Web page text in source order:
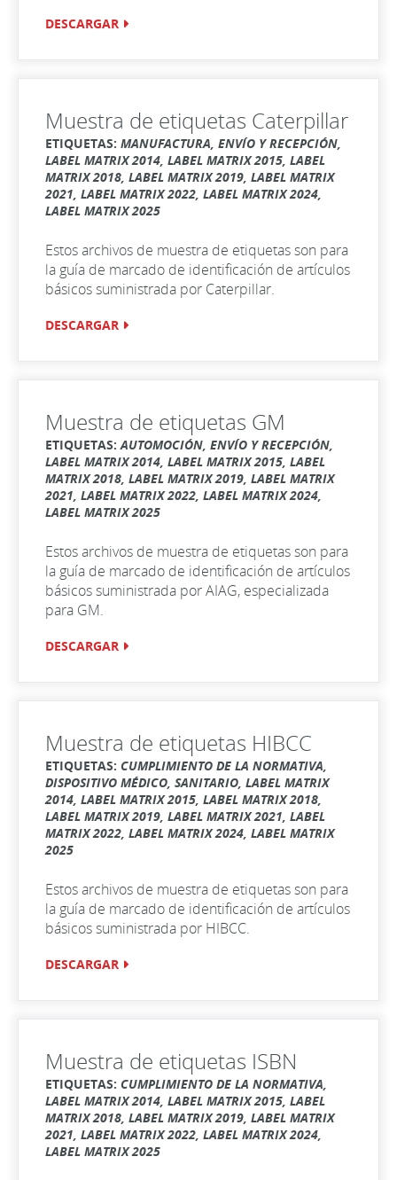
DESCARGAR
Muestra de etiquetas Caterpillar
ETIQUETAS: MANUFACTURA, ENVÍO Y RECEPCIÓN,
LABEL MATRIX 2014, LABEL MATRIX 2015, LABEL
MATRIX 2018, LABEL MATRIX 2019, LABEL MATRIX
2021, LABEL MATRIX 2022, LABEL MATRIX 2024,
LABEL MATRIX 2025
Estos archivos de muestra de etiquetas son para
la guía de marcado de identificación de artículos
básicos suministrada por Caterpillar.
DESCARGAR
Muestra de etiquetas GM
ETIQUETAS:AUTOMOCIÓN, ENVÍO Y RECEPCIÓN,
LABEL MATRIX 2014, LABEL MATRIX 2015, LABEL
MATRIX 2018, LABEL MATRIX 2019, LABEL MATRIX
2021, LABEL MATRIX 2022, LABEL MATRIX 2024,
LABEL MATRIX 2025
Estos archivos de muestra de etiquetas son para
la guía de marcado de identificación de artículos
básicos suministrada por AIAG, especializada
para GM.
DESCARGAR
Muestra de etiquetas HIBCC
ETIQUETAS: CUMPLIMIENTO DE LA NORMATIVA,
DISPOSITIVO MÉDICO, SANITARIO, LABEL MATRIX
2014, LABEL MATRIX 2015, LABEL MATRIX 2018,
LABEL MATRIX 2019, LABEL MATRIX 2021, LABEL
MATRIX 2022, LABEL MATRIX 2024, LABEL MATRIX
2025
Estos archivos de muestra de etiquetas son para
la guía de marcado de identificación de artículos
básicos suministrada por HIBCC.
DESCARGAR
Muestra de etiquetas ISBN
ETIQUETAS: CUMPLIMIENTO DE LA NORMATIVA,
LABEL MATRIX 2014, LABEL MATRIX 2015, LABEL
MATRIX 2018, LABEL MATRIX 2019, LABEL MATRIX
2021, LABEL MATRIX 2022, LABEL MATRIX 2024,
LABEL MATRIX 2025